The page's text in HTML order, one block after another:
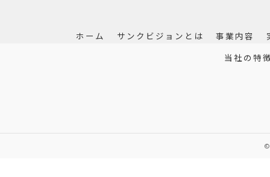
ホーム サンクビジョンとは 事業内容
当社の特
©